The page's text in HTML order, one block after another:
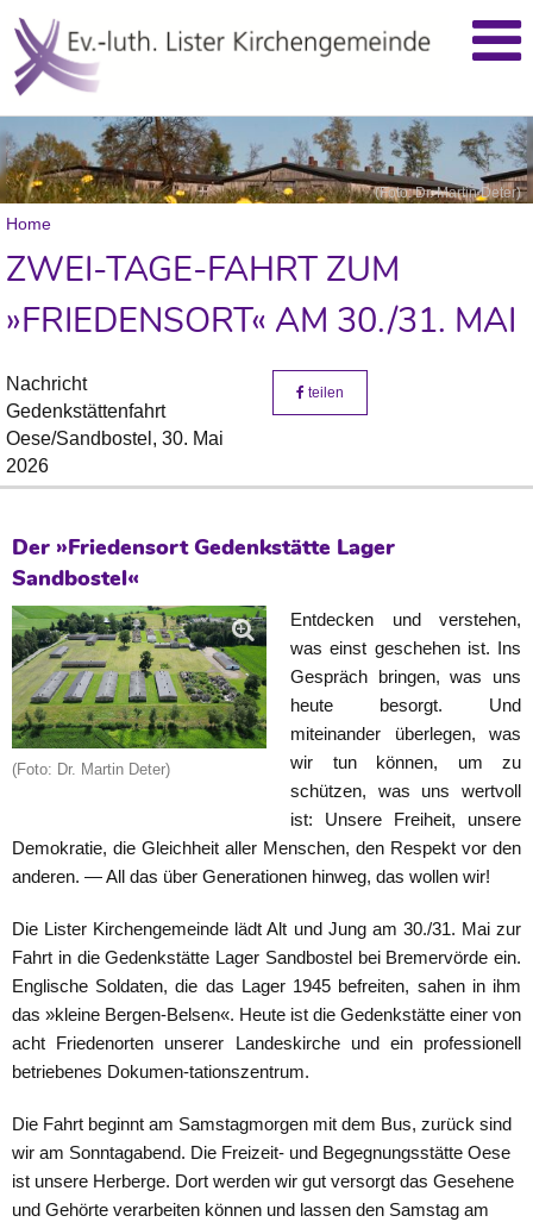
(Foto: Dr. Martin Deter)
Home
ZWEI-TAGE-FAHRT ZUM
»FRIEDENSORT« AM 30./31. MAI
Nachricht
Gedenkstättenfahrt
Oese/Sandbostel, 30. Mai
2026
teilen
Der »Friedensort Gedenkstätte Lager
Sandbostel«
(Foto: Dr. Martin Deter)
Entdecken und verstehen,
was einst geschehen ist. Ins
Gespräch bringen, was uns
heute besorgt. Und
miteinander überlegen, was
wir tun können, um zu
schützen, was uns wertvoll
ist: Unsere Freiheit, unsere
Demokratie, die Gleichheit aller Menschen, den Respekt vor den
anderen. — All das über Generationen hinweg, das wollen wir!
Die Lister Kirchengemeinde lädt Alt und Jung am 30./31. Mai zur
Fahrt in die Gedenkstätte Lager Sandbostel bei Bremervörde ein.
Englische Soldaten, die das Lager 1945 befreiten, sahen in ihm
das »kleine Bergen-Belsen«. Heute ist die Gedenkstätte einer von
acht Friedenorten unserer Landeskirche und ein professionell
betriebenes Dokumen-tationszentrum.
Die Fahrt beginnt am Samstagmorgen mit dem Bus, zurück sind
wir am Sonntagabend. Die Freizeit- und Begegnungsstätte Oese
ist unsere Herberge. Dort werden wir gut versorgt das Gesehene
und Gehörte verarbeiten können und lassen den Samstag am